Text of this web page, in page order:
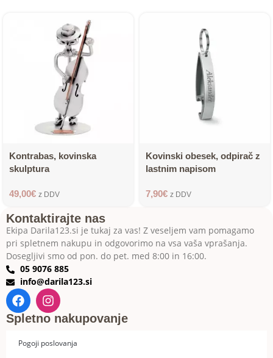
Kontrabas, kovinska
skulptura
49,00€ z DDV
Kovinski obesek, odpirač z
lastnim napisom
7,90€ z DDV
Kontaktirajte nas
Ekipa Darila123.si je tukaj za vas! Z veseljem vam pomagamo
pri spletnem nakupu in odgovorimo na vsa vaša vprašanja.
Dosegljivi smo od pon. do pet. med 8:00 in 16:00.
05 9076 885
info@darila123.si
Spletno nakupovanje
Pogoji poslovanja